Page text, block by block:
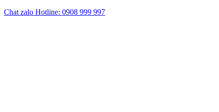
Chat zalo Hotline: 0908 999 997